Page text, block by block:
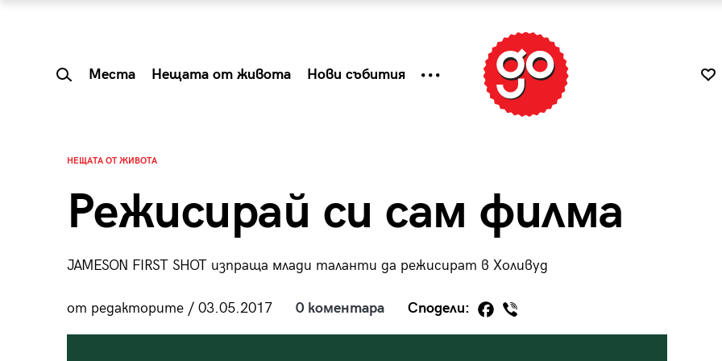
Места Нещата от живота Нови събития
НЕЩАТА ОТ ЖИВОТА
Режисирай си сам филма
JAMESON FIRST SHOT изпраща млади таланти да режисират в Холивуд
от редакторите / 03.05.2017 0 коментара Сподели:
Summer Prelude: как
Tender is the Wine – Какво